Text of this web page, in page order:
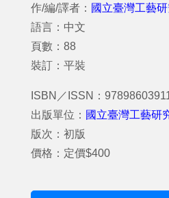
作/編/譯者： 國立臺灣工藝
語言：中文
頁數：88
裝訂：平裝
ISBN／ISSN：
出版單位： 國立臺灣工藝研
版次：初版
價格：定價$400